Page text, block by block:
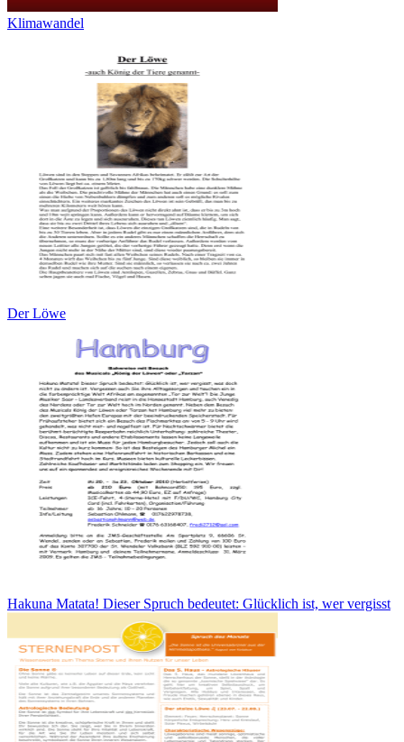
Klimawandel
Der Löwe
Hakuna Matata! Dieser Spruch bedeutet: Glücklich ist, wer vergisst